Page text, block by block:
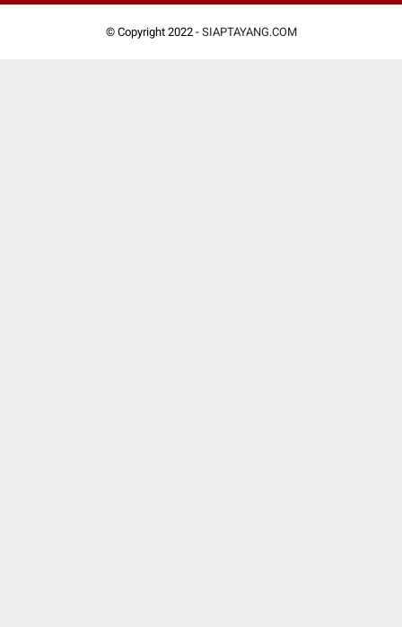
© Copyright 2022 - SIAPTAYANG.COM